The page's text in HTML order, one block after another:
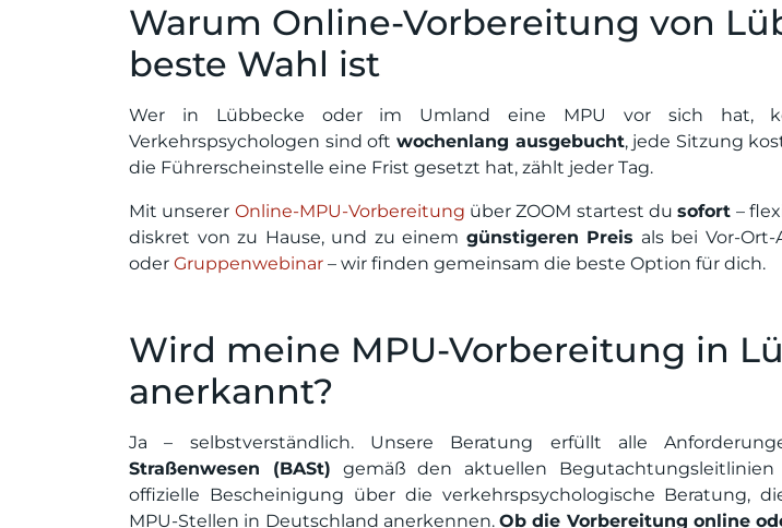
Warum Online-Vorbereitung von
beste Wahl ist
Wer in Lübbecke oder im Umland eine MPU vor sich hat,
Verkehrspsychologen sind oft wochenlang ausgebucht, jede Sitzung
die Führerscheinstelle eine Frist gesetzt hat, zählt jeder Tag.
Mit unserer Online-MPU-Vorbereitung über ZOOM startest dusofort –
diskret von zu Hause, und zu einem günstigeren Preis als bei Vor-
oder Gruppenwebinar – wir finden gemeinsam die beste Option für dich.
Wird meine MPU-Vorbereitung in
anerkannt?
Ja – selbstverständlich. Unsere Beratung erfüllt alle
Straßenwesen (BASt) gemäß den aktuellen
offizielle Bescheinigung über die verkehrspsychologische Beratung,
MPU-Stellen in Deutschland anerkennen. Ob die Vorbereitung online